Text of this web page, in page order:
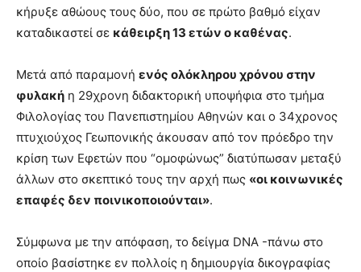
κήρυξε αθώους τους δύο, που σε πρώτο βαθμό είχαν
καταδικαστεί σε κάθειρξη 13 ετών ο καθένας.
Μετά από παραμονή ενός ολόκληρου χρόνου στην
φυλακή η 29χρονη διδακτορική υποψήφια στο τμήμα
Φιλολογίας του Πανεπιστημίου Αθηνών και ο 34χρονος
πτυχιούχος Γεωπονικής άκουσαν από τον πρόεδρο την
κρίση των Εφετών που “ομοφώνως” διατύπωσαν μεταξύ
άλλων στο σκεπτικό τους την αρχή πως «οι κοινωνικές
επαφές δεν ποινικοποιούνται».
Σύμφωνα με την απόφαση, το δείγμα DNA -πάνω στο
οποίο βασίστηκε εν πολλοίς η δημιουργία δικογραφίας